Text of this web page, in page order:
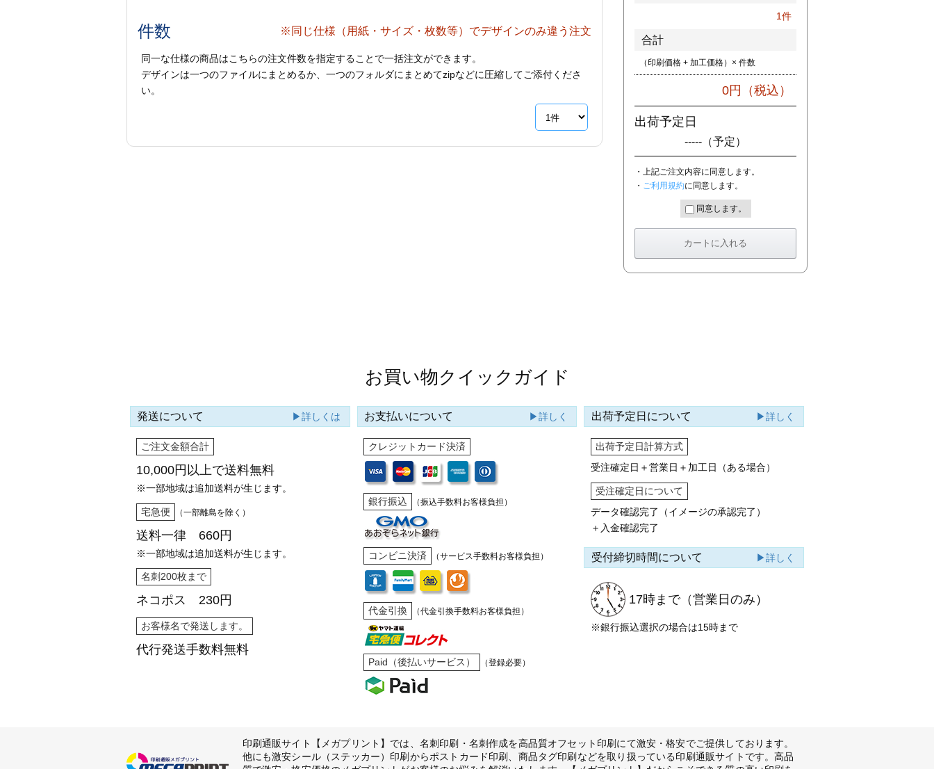
件数 ※同じ仕様（用紙・サイズ・枚数等）でデザインのみ違う注文
同一な仕様の商品はこちらの注文件数を指定することで一括注文ができます。
デザインは一つのファイルにまとめるか、一つのフォルダにまとめてzipなどに圧縮してご添付くださ
い。
1件
合計
（印刷価格 + 加工価格）× 件数
0円（税込）
出荷予定日
----- （予定）
・上記ご注文内容に同意します。
・ ご利用規約に同意します。
同意します。
お買い物クイックガイド
発送について ▶詳しくは
ご注文金額合計
10,000円以上で送料無料
※一部地域は追加送料が生じます。
宅急便 （一部離島を除く）
送料一律 660円
※一部地域は追加送料が生じます。
名刺200枚まで
ネコポス 230円
お客様名で発送します。
代行発送手数料無料
お支払いについて ▶詳しく
クレジットカード決済
銀行振込 （振込手数料お客様負担）
コンビニ決済 （サービス手数料お客様負担）
代金引換 （代金引換手数料お客様負担）
Paid（後払いサービス） （登録必要）
出荷予定日について ▶詳しく
出荷予定日計算方式
受注確定日＋営業日＋加工日（ある場合）
受注確定日について
データ確認完了（イメージの承認完了）
＋入金確認完了
受付締切時間について ▶詳しく
17時まで（営業日のみ）
※銀行振込選択の場合は15時まで
印刷通販サイト【メガプリント】では、名刺印刷・名刺作成を高品質オフセット印刷にて激安・格安でご提供しております。
他にも激安シール（ステッカー）印刷からポストカード印刷、商品タグ印刷などを取り扱っている印刷通販サイトです。高品